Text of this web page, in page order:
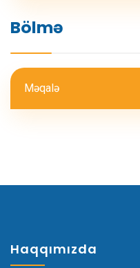
Bölmə
Məqalə
Haqqımızda